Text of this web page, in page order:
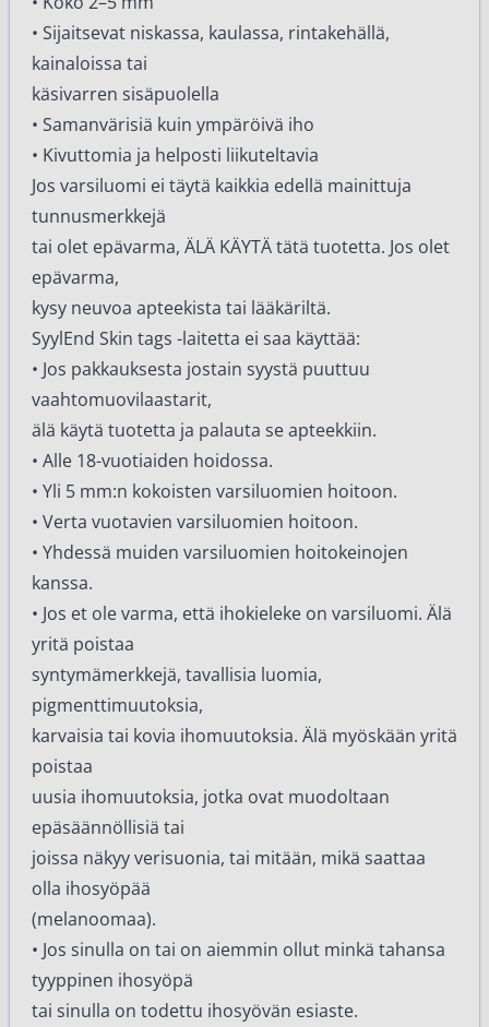
• Sijaitsevat niskassa, kaulassa, rintakehällä,
kainaloissa tai
käsivarren sisäpuolella
• Samanvärisiä kuin ympäröivä iho
• Kivuttomia ja helposti liikuteltavia
Jos varsiluomi ei täytä kaikkia edellä mainittuja
tunnusmerkkejä
tai olet epävarma, ÄLÄ KÄYTÄ tätä tuotetta. Jos olet
epävarma,
kysy neuvoa apteekista tai lääkäriltä.
SyylEnd Skin tags -laitetta ei saa käyttää:
• Jos pakkauksesta jostain syystä puuttuu
vaahtomuovilaastarit,
älä käytä tuotetta ja palauta se apteekkiin.
• Alle 18-vuotiaiden hoidossa.
• Yli 5 mm:n kokoisten varsiluomien hoitoon.
• Verta vuotavien varsiluomien hoitoon.
• Yhdessä muiden varsiluomien hoitokeinojen
kanssa.
• Jos et ole varma, että ihokieleke on varsiluomi. Älä
yritä poistaa
syntymämerkkejä, tavallisia luomia,
pigmenttimuutoksia,
karvaisia tai kovia ihomuutoksia. Älä myöskään yritä
poistaa
uusia ihomuutoksia, jotka ovat muodoltaan
epäsäännöllisiä tai
joissa näkyy verisuonia, tai mitään, mikä saattaa
olla ihosyöpää
(melanoomaa).
• Jos sinulla on tai on aiemmin ollut minkä tahansa
tyyppinen ihosyöpä
tai sinulla on todettu ihosyövän esiaste.